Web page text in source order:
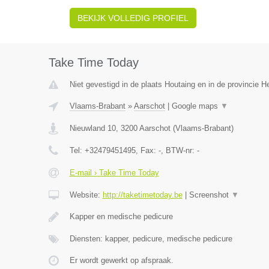
BEKIJK VOLLEDIG PROFIEL
Take Time Today
Niet gevestigd in de plaats Houtaing en in de provincie
Vlaams-Brabant» Aarschot| Google maps ▼
Nieuwland 10, 3200 Aarschot(Vlaams-Brabant)
Tel: +32479451495, Fax: -, BTW-nr: -
E-mail › Take Time Today
Website: http://taketimetoday.be| Screenshot ▼
Kapper en medische pedicure
Diensten: kapper, pedicure, medische pedicure
Er wordt gewerkt op afspraak.